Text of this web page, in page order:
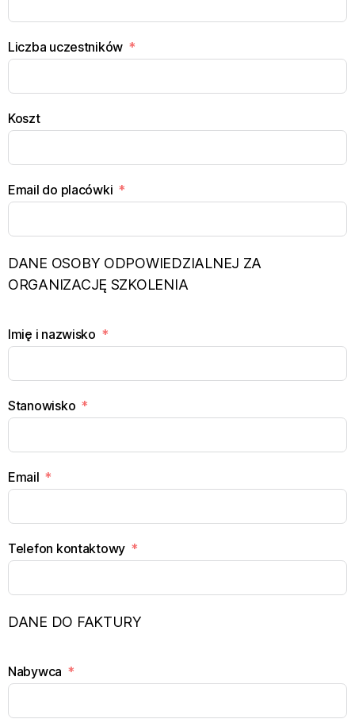
Liczba uczestników
Koszt
Email do placówki
DANE OSOBY ODPOWIEDZIALNEJ ZA
ORGANIZACJĘ SZKOLENIA
Imię i nazwisko
Stanowisko
Email
Telefon kontaktowy
DANE DO FAKTURY
Nabywca